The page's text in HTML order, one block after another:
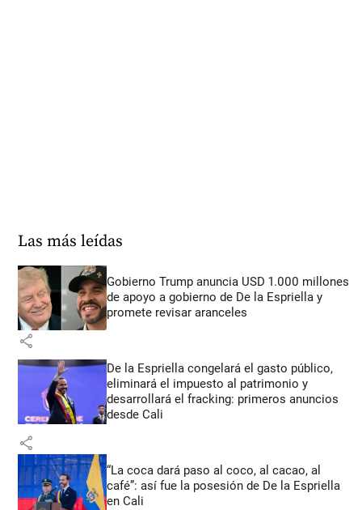
Las más leídas
Gobierno Trump anuncia USD 1.000 millones
de apoyo a gobierno de De la Espriella y
promete revisar aranceles
share
De la Espriella congelará el gasto público,
eliminará el impuesto al patrimonio y
desarrollará el fracking: primeros anuncios
desde Cali
share
“La coca dará paso al coco, al cacao, al
café”: así fue la posesión de De la Espriella
en Cali